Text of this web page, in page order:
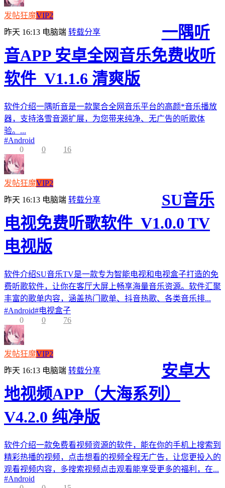
发帖狂魔VIP2
昨天 16:13 电脑端 转载分享
一隅听
音APP 安卓全网音乐免费收听
软件_V1.1.6 清爽版
软件介绍一隅听音是一款聚合全网音乐平台的高颜*音乐播放
器，支持洛雪音源扩展，为您带来纯净、无广告的听歌体
验。...
#Android
0
0 16
发帖狂魔VIP2
昨天 16:13 电脑端 转载分享
SU音乐
电视免费听歌软件_V1.0.0 TV
电视版
软件介绍SU音乐TV是一款专为智能电视和电视盒子打造的免
费听歌软件，让你在客厅大屏上畅享海量音乐资源。软件汇聚
丰富的歌单内容，涵盖热门歌单、抖音热歌、各类音乐排...
#Android#电视盒子
0
0 76
发帖狂魔VIP2
昨天 16:13 电脑端 转载分享
安卓大
地视频APP（大海系列）
V4.2.0 纯净版
软件介绍一款免费看视频资源的软件，能在你的手机上搜索到
精彩热播的视频，点击想看的视频全程无广告，让您更投入的
观看视频内容，多搜索视频点击观看能享受更多的福利，在...
#Android